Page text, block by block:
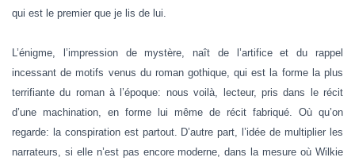
qui est le premier que je lis de lui.
L’énigme, l’impression de mystère, naît de l’artifice et du rappel
incessant de motifs venus du roman gothique, qui est la forme la plus
terrifiante du roman à l’époque: nous voilà, lecteur, pris dans le récit
d’une machination, en forme lui même de récit fabriqué. Où qu’on
regarde: la conspiration est partout. D’autre part, l’idée de multiplier les
narrateurs, si elle n’est pas encore moderne, dans la mesure où Wilkie